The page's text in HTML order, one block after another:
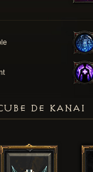
DE KANAI